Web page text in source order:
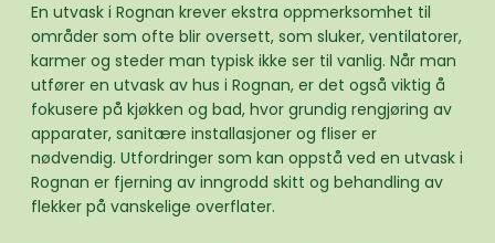
En utvask i Rognan krever ekstra oppmerksomhet til
områder som ofte blir oversett, som sluker, ventilatorer,
karmer og steder man typisk ikke ser til vanlig. Når man
utfører en utvask av hus i Rognan, er det også viktig å
fokusere på kjøkken og bad, hvor grundig rengjøring av
apparater, sanitære installasjoner og fliser er
nødvendig. Utfordringer som kan oppstå ved en utvask i
Rognan er fjerning av inngrodd skitt og behandling av
flekker på vanskelige overflater.